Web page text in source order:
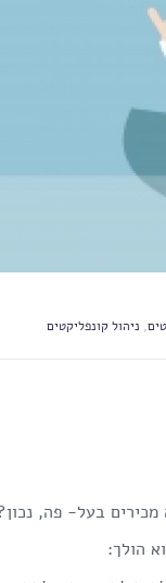
, ניהול קונפליקטים
בעל- פה,
הולך: